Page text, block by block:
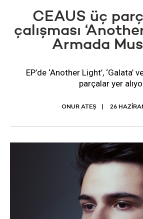
CEAUS üç
çalışması
Armada
EP’de ‘Another Light’, ‘Galata’
parçalar yer
ONUR ATEŞ 26